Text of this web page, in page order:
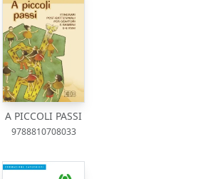
A PICCOLI PASSI
9788810708033